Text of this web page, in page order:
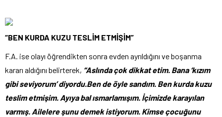
“BEN KURDA KUZU TESLİM ETMİŞİM”
F.A. ise olayı öğrendikten sonra evden ayrıldığını ve boşanma
kararı aldığını belirterek, “Aslında çok dikkat etim. Bana ‘kızım
gibi seviyorum’ diyordu.Ben de öyle sandım. Ben kurda kuzu
teslim etmişim. Ayıya bal ısmarlamışım. İçimizde karayılan
varmış. Ailelere şunu demek istiyorum. Kimse çocuğunu